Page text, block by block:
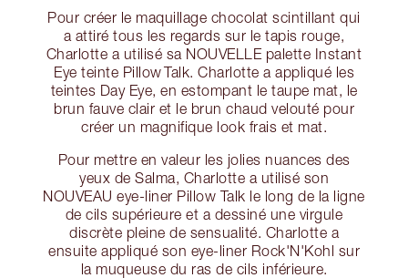
Pour créer le maquillage chocolat scintillant qui
a attiré tous les regards sur le tapis rouge,
Charlotte a utilisé sa NOUVELLE palette Instant
Eye teinte Pillow Talk. Charlotte a appliqué les
teintes Day Eye, en estompant le taupe mat, le
brun fauve clair et le brun chaud velouté pour
créer un magnifique look frais et mat.
Pour mettre en valeur les jolies nuances des
yeux de Salma, Charlotte a utilisé son
NOUVEAU eye-liner Pillow Talk le long de la ligne
de cils supérieure et a dessiné une virgule
discrète pleine de sensualité. Charlotte a
ensuite appliqué son eye-liner Rock'N'Kohl sur
la muqueuse du ras de cils inférieure.